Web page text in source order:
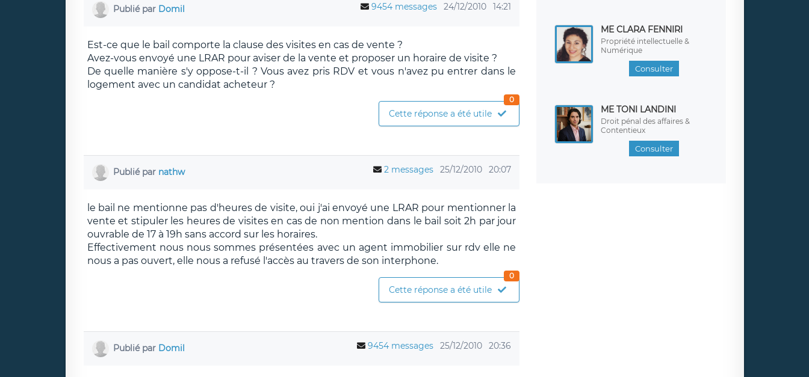
Publié par Domil 9454 messages 24/12/2010 14:21
Est-ce que le bail comporte la clause des visites en cas de vente ?
Avez-vous envoyé une LRAR pour aviser de la vente et proposer un horaire de visite ?
De quelle manière s'y oppose-t-il ? Vous avez pris RDV et vous n'avez pu entrer dans le
logement avec un candidat acheteur ?
Cette réponse a été utile
0
Publié par nathw 2 messages 25/12/2010 20:07
le bail ne mentionne pas d'heures de visite, oui j'ai envoyé une LRAR pour mentionner la
vente et stipuler les heures de visites en cas de non mention dans le bail soit 2h par jour
ouvrable de 17 à 19h sans accord sur les horaires.
Effectivement nous nous sommes présentées avec un agent immobilier sur rdv elle ne
nous a pas ouvert, elle nous a refusé l'accès au travers de son interphone.
Cette réponse a été utile
0
Publié par Domil 9454 messages 25/12/2010 20:36
ME CLARA FENNIRI
Propriété intellectuelle &
Numérique
Consulter
ME TONI LANDINI
Droit pénal des affaires &
Contentieux
Consulter